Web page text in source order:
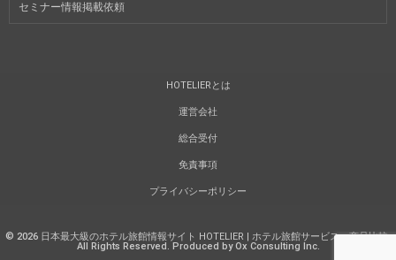
セミナー情報掲載依頼
HOTELIERとは
運営会社
総合受付
免責事項
プライバシーポリシー
© 2026 日本最大級のホテル旅館情報サイト HOTELIER | ホテル旅館サービス・商品比較.
All Rights Reserved. Produced by Ox Consulting Inc.